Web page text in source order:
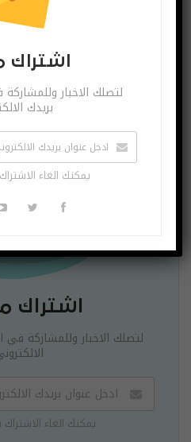
Facebook
اشتراك
لتصلك الاخبار وللمشاركة
يمكنك الغاء
اشتراك
لتصلك الاخبار
بريدك
يمكنك الغاء